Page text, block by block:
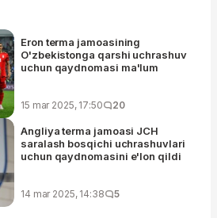
Eron terma jamoasining
O'zbekistonga qarshi uchrashuv
uchun qaydnomasi ma'lum
15 mar 2025, 17:50 20
Angliya terma jamoasi JCH
saralash bosqichi uchrashuvlari
uchun qaydnomasini e'lon qildi
14 mar 2025, 14:38 5